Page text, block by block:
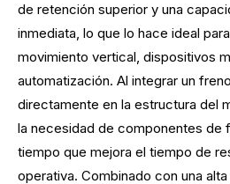
de retención superior y una
inmediata, lo que lo hace ideal
movimiento vertical, dispositivos
automatización. Al integrar un
directamente en la estructura del
la necesidad de componentes de
tiempo que mejora el tiempo de
operativa. Combinado con una